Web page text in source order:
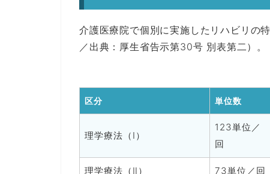
介護医療院で個別に実施したリハビリの
／出典：厚生省告示第30号 別表第二）。
区分 単位数
理学療法（Ⅰ）
123単位／
回
理学療法（Ⅱ） 73単位／回